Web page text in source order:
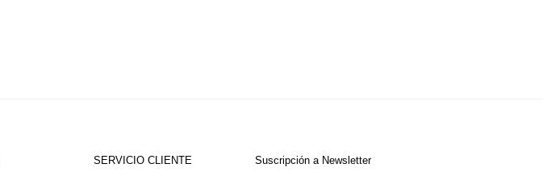
SERVICIO CLIENTE Suscripción a Newsletter